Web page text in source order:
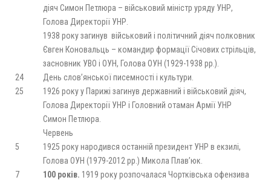
діяч Симон Петлюра – військовий міністр уряду УНР,
Голова Директорії УНР.
1938 року загинув військовий і політичний діяч полковник
Євген Коновальць – командир формації Січових стрільців,
засновник УВО і ОУН, Голова ОУН (1929-1938 рр.).
24
День слов’янської писемності і культури.
25
1926 року у Парижі загинув державний і військовий діяч,
Голова Директорії УНР і Головний отаман Армії УНР
Симон Петлюра.
Червень
5
1925 року народився останній президент УНР в екзилі,
Голова ОУН (1979-2012 рр.) Микола Плав’юк.
7
100 років. 1919 року розпочалася Чортківська офензива